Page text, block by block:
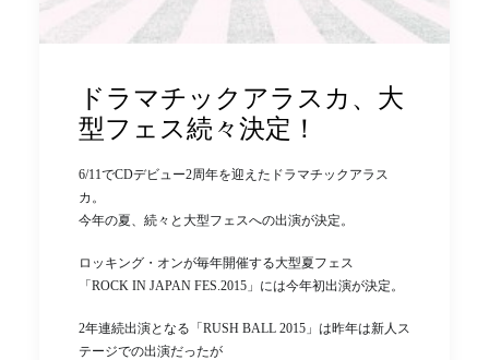
ドラマチックアラスカ、大
型フェス続々決定！
6/11でCDデビュー2周年を迎えたドラマチックアラス
カ。
今年の夏、続々と大型フェスへの出演が決定。
ロッキング・オンが毎年開催する大型夏フェス
「ROCK IN JAPAN FES.2015」には今年初出演が決定。
2年連続出演となる「RUSH BALL 2015」は昨年は新人ス
テージでの出演だったが